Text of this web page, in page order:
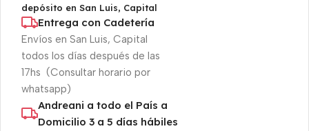
depósito en San Luis, Capital
Entrega con Cadetería
Envíos en San Luis, Capital
todos los días después de las
17hs (Consultar horario por
whatsapp)
Andreani a todo el País a
Domicilio 3 a 5 días hábiles